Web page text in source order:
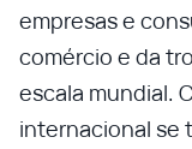
empresas e
comércio e da
escala mundial.
internacional se